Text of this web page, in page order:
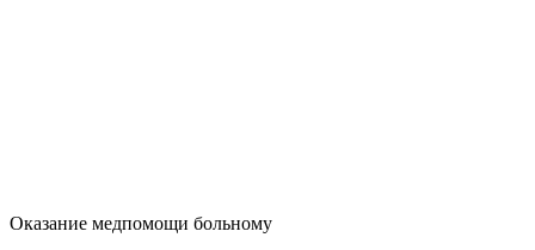
Оказание медпомощи больному